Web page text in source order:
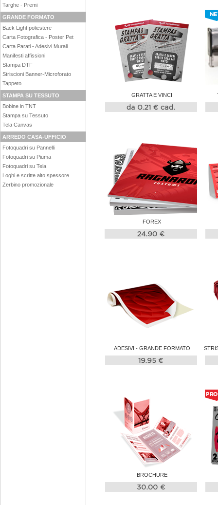
Targhe - Premi
GRANDE FORMATO
Back Light poliestere
Carta Fotografica - Poster Pet
Carta Parati - Adesivi Murali
Manifesti affissioni
Stampa DTF
Striscioni Banner-Microforato
Tappeto
STAMPA SU TESSUTO
Bobine in TNT
Stampa su Tessuto
Tela Canvas
ARREDO CASA-UFFICIO
Fotoquadri su Pannelli
Fotoquadri su Piuma
Fotoquadri su Tela
Loghi e scritte alto spessore
Zerbino promozionale
GRATTA E VINCI
FOREX
ADESIVI - GRANDE FORMATO
BROCHURE